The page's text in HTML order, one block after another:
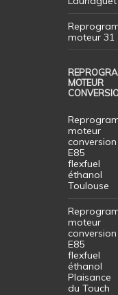
moteur 31
MOTEUR
moteur
conversion
E85
flexfuel
éthanol
Toulouse
moteur
conversion
E85
flexfuel
éthanol
Plaisance
du Touch